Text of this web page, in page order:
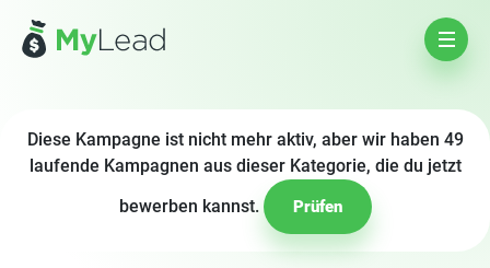
Diese Kampagne ist nicht mehr aktiv, aber wir haben 49
laufende Kampagnen aus dieser Kategorie, die du jetzt
bewerben kannst.
Prüfen